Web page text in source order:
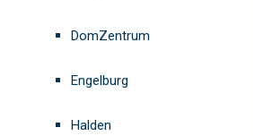
DomZentrum
Engelburg
Halden